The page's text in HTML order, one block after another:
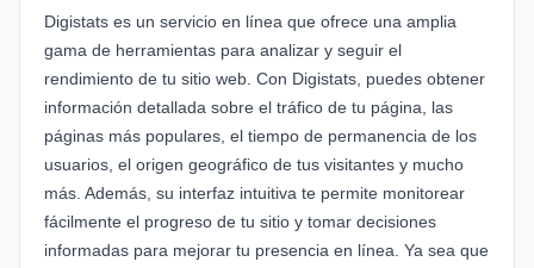
Digistats es un servicio en línea que ofrece una amplia
gama de herramientas para analizar y seguir el
rendimiento de tu sitio web. Con Digistats, puedes obtener
información detallada sobre el tráfico de tu página, las
páginas más populares, el tiempo de permanencia de los
usuarios, el origen geográfico de tus visitantes y mucho
más. Además, su interfaz intuitiva te permite monitorear
fácilmente el progreso de tu sitio y tomar decisiones
informadas para mejorar tu presencia en línea. Ya sea que